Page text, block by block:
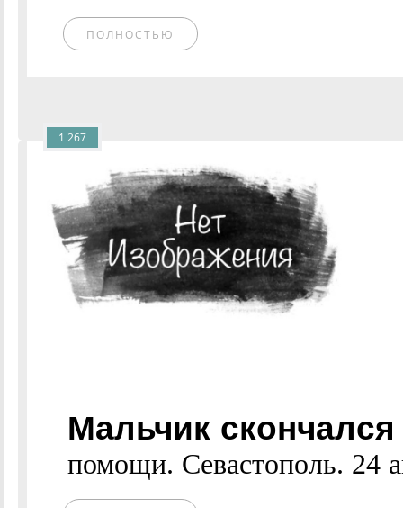
ПОЛНОСТЬЮ
Мальчик
помощи. Севастополь. 24
1 267